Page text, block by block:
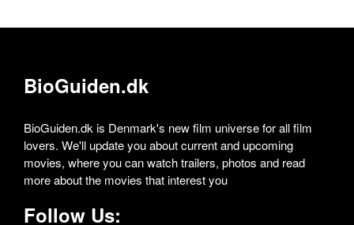
BioGuiden.dk
BioGuiden.dk is Denmark's new film universe for all film
lovers. We'll update you about current and upcoming
movies, where you can watch trailers, photos and read
more about the movies that interest you
Follow Us: